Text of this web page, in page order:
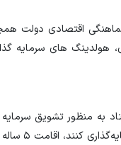
اقتصادی دولت
هولدینگ های سرمایه
ساله جمهوری اسلامی ایران اعطا می‌شود.